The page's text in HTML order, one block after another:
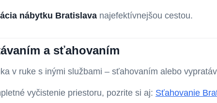
nábytku Bratislava najefektívnejšou cestou.
a sťahovaním
v ruke s inými službami – sťahovaním alebo
vyčistenie priestoru, pozrite si aj: Sťahovanie